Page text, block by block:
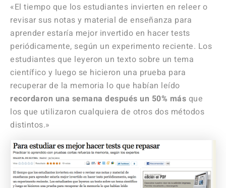
«El tiempo que los estudiantes invierten en releer o
revisar sus notas y material de enseñanza para
aprender estaría mejor invertido en hacer tests
periódicamente, según un experimento reciente. Los
estudiantes que leyeron un texto sobre un tema
científico y luego se hicieron una prueba para
recuperar de la memoria lo que habían leído
recordaron una semana después un 50% más que
los que utilizaron cualquiera de otros dos métodos
distintos.»